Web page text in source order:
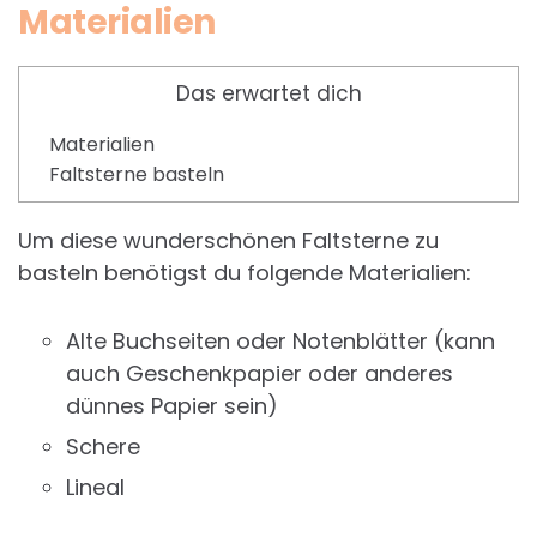
Materialien
Das erwartet dich
Materialien
Faltsterne basteln
Um diese wunderschönen Faltsterne zu
basteln benötigst du folgende Materialien:
Alte Buchseiten oder Notenblätter (kann
auch Geschenkpapier oder anderes
dünnes Papier sein)
Schere
Lineal